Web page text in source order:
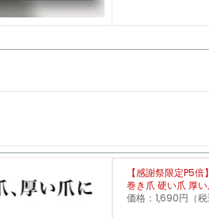
【感謝祭限定P5
巻き爪 硬い爪 厚
価格：1,690円（